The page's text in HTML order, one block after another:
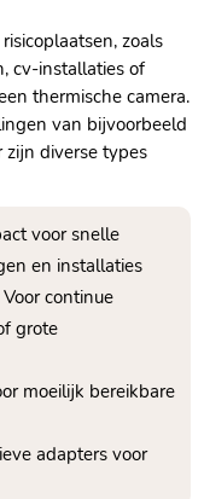
zoals
cv-installaties of
thermische camera.​
van bijvoorbeeld
diverse types
voor snelle
en installaties
Voor continue
grote
moeilijk bereikbare
adapters voor